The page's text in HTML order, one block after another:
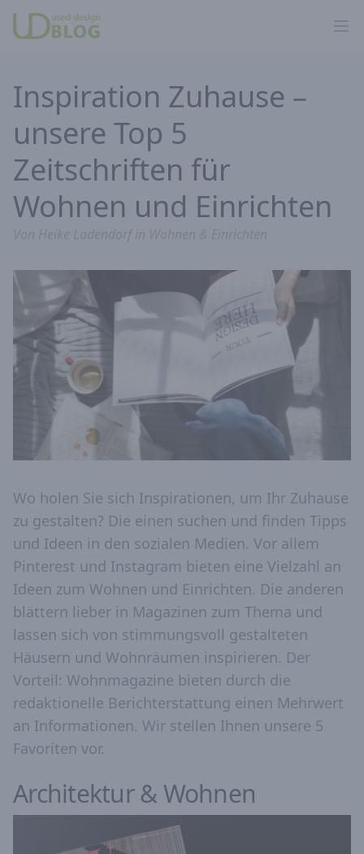
Inspiration Zuhause –
unsere Top 5
Zeitschriften für
Wohnen und Einrichten
Wo holen Sie sich Inspirationen, um Ihr Zuhause
zu gestalten? Die einen suchen und finden Tipps
und Ideen in den sozialen Medien. Vor allem
Pinterest und Instagram bieten eine Vielzahl an
Ideen zum Wohnen und Einrichten. Die anderen
blättern lieber in Magazinen zum Thema und
lassen sich von stimmungsvoll gestalteten
Häusern und Wohnräumen inspirieren. Der
Vorteil: Wohnmagazine bieten durch die
redaktionelle Berichterstattung einen Mehrwert
an Informationen. Wir stellen Ihnen unsere 5
Favoriten vor.
Architektur & Wohnen